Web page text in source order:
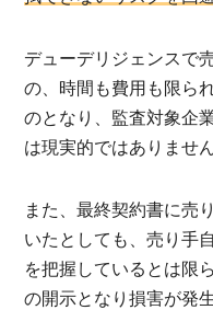
デューデリジェンスで
の、時間も費用も限ら
のとなり、監査対象企
は現実的ではありません
また、最終契約書に売
いたとしても、売り手
を把握しているとは限
の開示となり損害が発